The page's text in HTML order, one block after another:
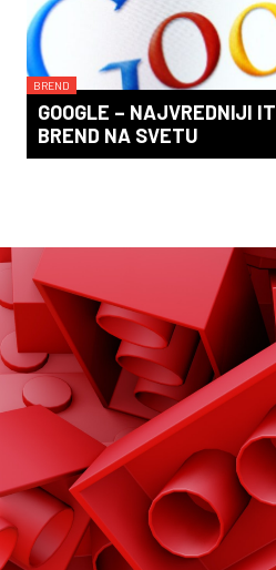
BREND
GOOGLE – NAJVREDNIJI IT
BREND NA SVETU